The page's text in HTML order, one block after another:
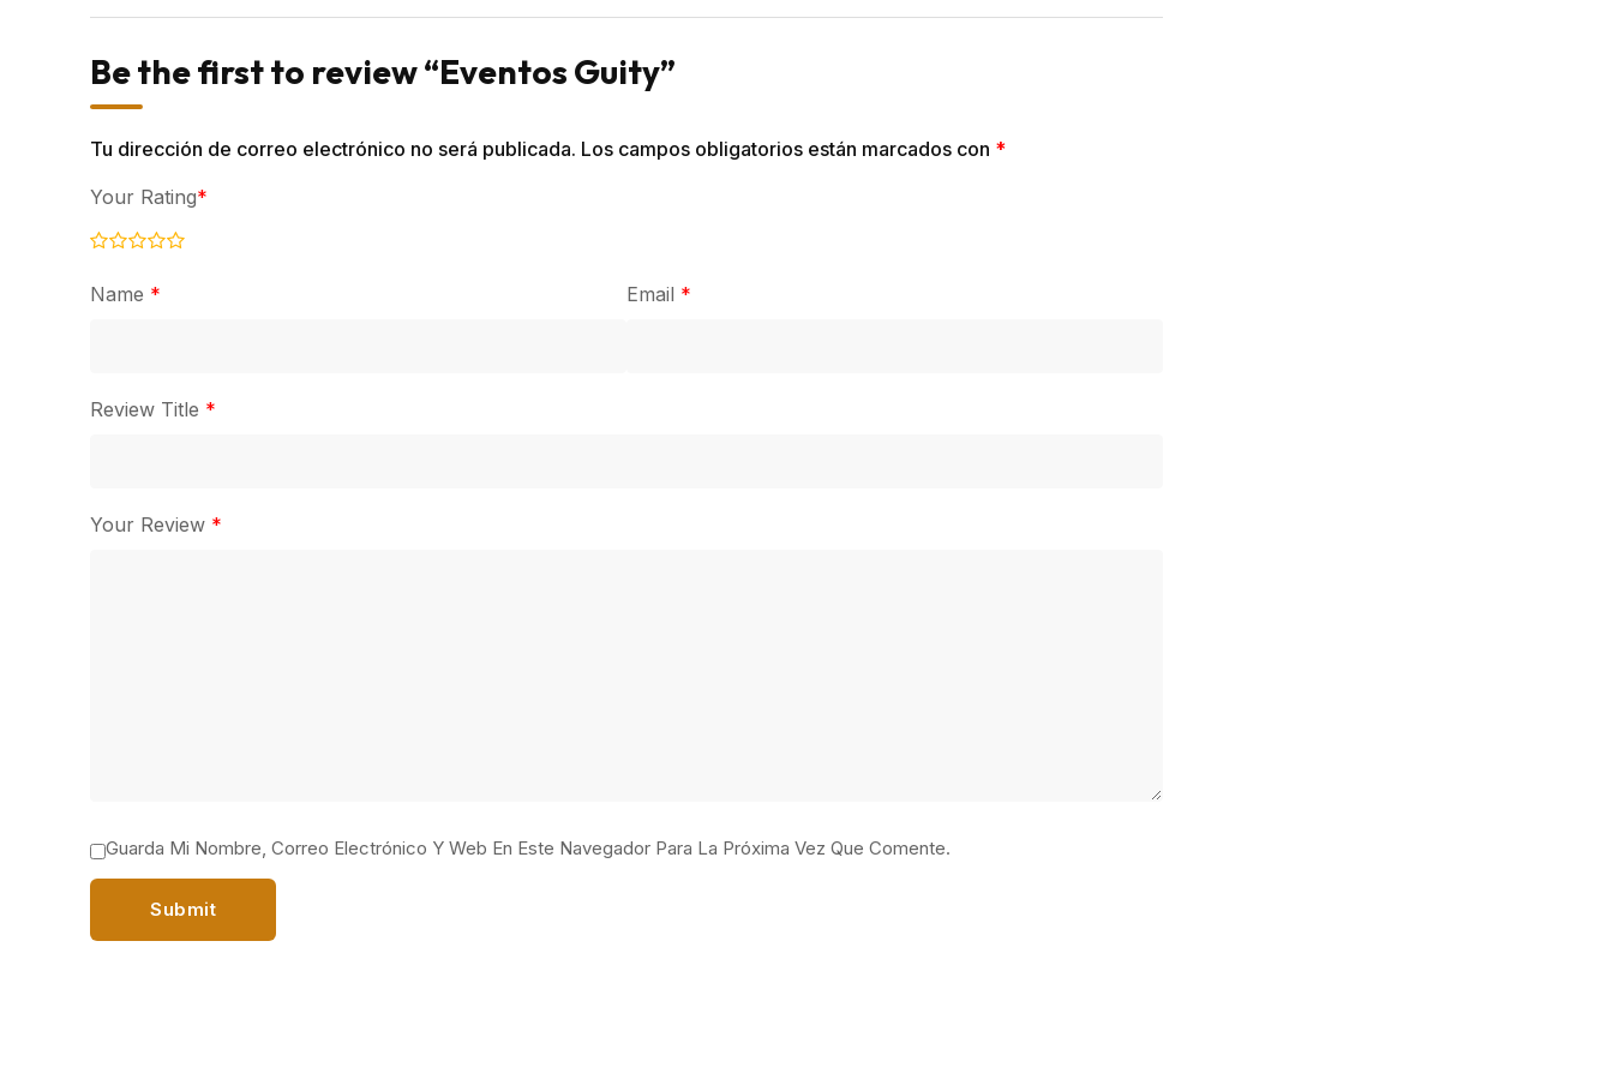
Be the first to review “Eventos Guity”
Tu dirección de correo electrónico no será publicada. Los campos obligatorios están marcados con *
Review Title *
Your Rating*
Your Review *
Name * Email *
Guarda Mi Nombre, Correo Electrónico Y Web En Este Navegador Para La Próxima Vez Que Comente.